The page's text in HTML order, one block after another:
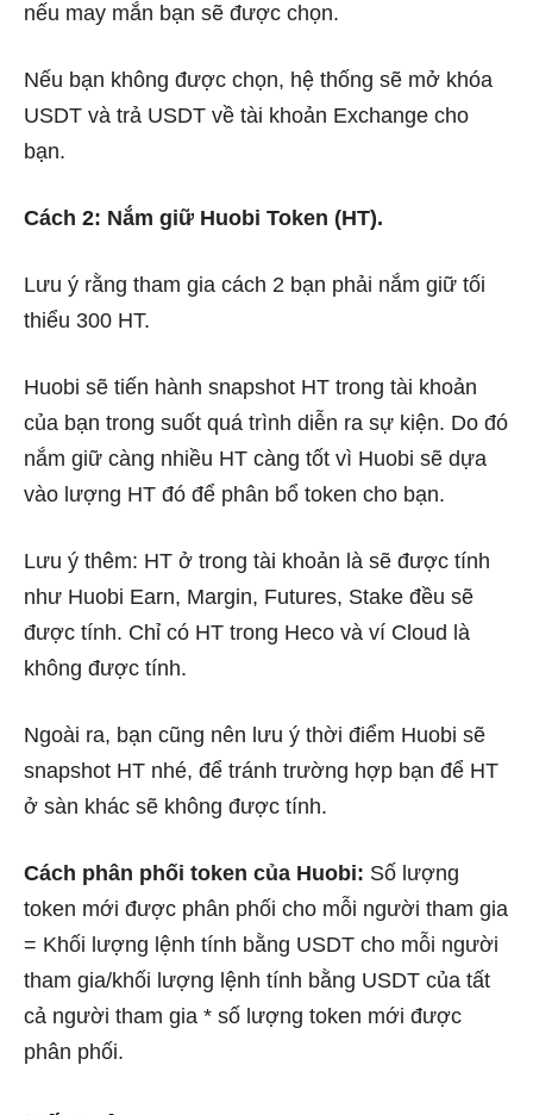
nếu may mắn bạn sẽ được chọn.
Nếu bạn không được chọn, hệ thống sẽ mở khóa
USDT và trả USDT về tài khoản Exchange cho
bạn.
Cách 2: Nắm giữ Huobi Token (HT).
Lưu ý rằng tham gia cách 2 bạn phải nắm giữ tối
thiểu 300 HT.
Huobi sẽ tiến hành snapshot HT trong tài khoản
của bạn trong suốt quá trình diễn ra sự kiện. Do đó
nắm giữ càng nhiều HT càng tốt vì Huobi sẽ dựa
vào lượng HT đó để phân bổ token cho bạn.
Lưu ý thêm: HT ở trong tài khoản là sẽ được tính
như Huobi Earn, Margin, Futures, Stake đều sẽ
được tính. Chỉ có HT trong Heco và ví Cloud là
không được tính.
Ngoài ra, bạn cũng nên lưu ý thời điểm Huobi sẽ
snapshot HT nhé, để tránh trường hợp bạn để HT
ở sàn khác sẽ không được tính.
Cách phân phối token của Huobi: Số lượng
token mới được phân phối cho mỗi người tham gia
= Khối lượng lệnh tính bằng USDT cho mỗi người
tham gia/khối lượng lệnh tính bằng USDT của tất
cả người tham gia * số lượng token mới được
phân phối.